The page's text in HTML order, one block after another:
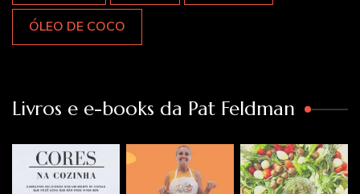
ÓLEO DE COCO
Livros e e-books da Pat Feldman